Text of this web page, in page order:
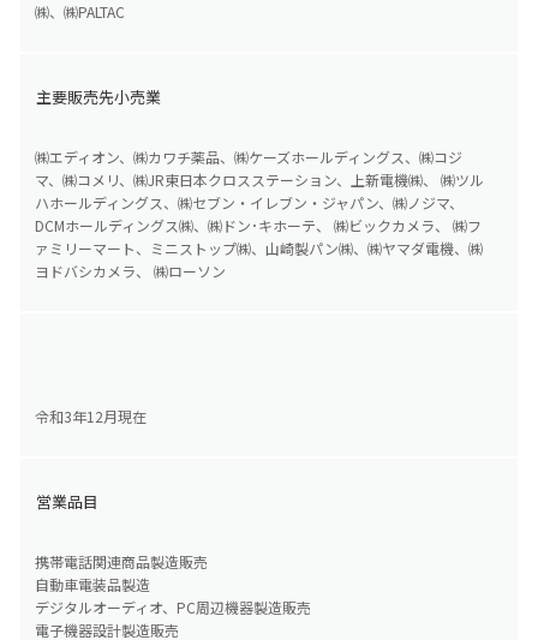
㈱、㈱PALTAC
主要販売先小売業
㈱エディオン、㈱カワチ薬品、㈱ケーズホールディングス、㈱コジ
マ、㈱コメリ、㈱JR東日本クロスステーション、上新電機㈱、 ㈱ツル
ハホールディングス、㈱セブン・イレブン・ジャパン、㈱ノジマ、
DCMホールディングス㈱、㈱ドン･キホーテ、 ㈱ビックカメラ、 ㈱フ
ァミリーマート、ミニストップ㈱、山崎製パン㈱、㈱ヤマダ電機、㈱
ヨドバシカメラ、 ㈱ローソン
令和3年12月現在
営業品目
携帯電話関連商品製造販売
自動車電装品製造
デジタルオーディオ、PC周辺機器製造販売
電子機器設計製造販売